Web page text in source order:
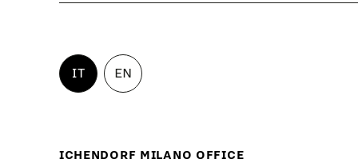
IT EN
ICHENDORF MILANO OFFICE